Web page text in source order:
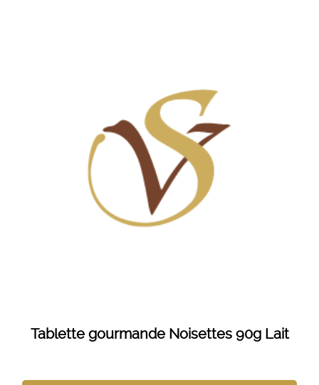
Tablette gourmande Noisettes 90g Lait